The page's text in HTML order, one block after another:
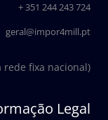
+ 351 244 243 724
geral@impor4mill.pt
rede fixa nacional)
Legal